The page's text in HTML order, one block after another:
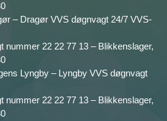
– Dragør VVS døgnvagt 24/7 VVS-
nummer 22 22 77 13 – Blikkenslager,
Lyngby – Lyngby VVS døgnvagt
nummer 22 22 77 13 – Blikkenslager,